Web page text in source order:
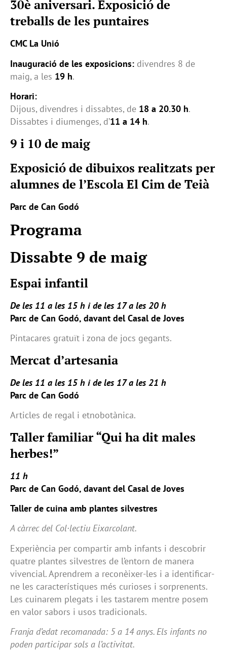
30è aniversari. Exposició de
treballs de les puntaires
CMC La Unió
Inauguració de les exposicions: divendres 8 de
maig, a les 19 h.
Horari:
Dijous, divendres i dissabtes, de 18 a 20.30 h.
Dissabtes i diumenges, d’11 a 14 h.
9 i 10 de maig
Exposició de dibuixos realitzats per
alumnes de l’Escola El Cim de Teià
Parc de Can Godó
Programa
Dissabte 9 de maig
Espai infantil
De les 11 a les 15 h i de les 17 a les 20 h
Parc de Can Godó, davant del Casal de Joves
Pintacares gratuït i zona de jocs gegants.
Mercat d’artesania
De les 11 a les 15 h i de les 17 a les 21 h
Parc de Can Godó
Articles de regal i etnobotànica.
Taller familiar “Qui ha dit males
herbes!”
11 h
Parc de Can Godó, davant del Casal de Joves
Taller de cuina amb plantes silvestres
A càrrec del Col·lectiu Eixarcolant.
Experiència per compartir amb infants i descobrir
quatre plantes silvestres de l’entorn de manera
vivencial. Aprendrem a reconèixer-les i a identificar-
ne les característiques més curioses i sorprenents.
Les cuinarem plegats i les tastarem mentre posem
en valor sabors i usos tradicionals.
Franja d’edat recomanada: 5 a 14 anys. Els infants no
poden participar sols a l’activitat.